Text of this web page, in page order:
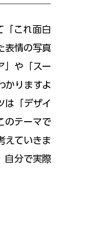
「これ面白
表情の写真
」や「スー
かりますよ
は「デザイ
のテーマで
えていきま
自分で実際